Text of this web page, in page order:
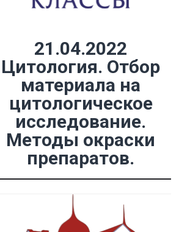
21.04.2022
Цитология. Отбор
материала на
цитологическое
исследование.
Методы окраски
препаратов.